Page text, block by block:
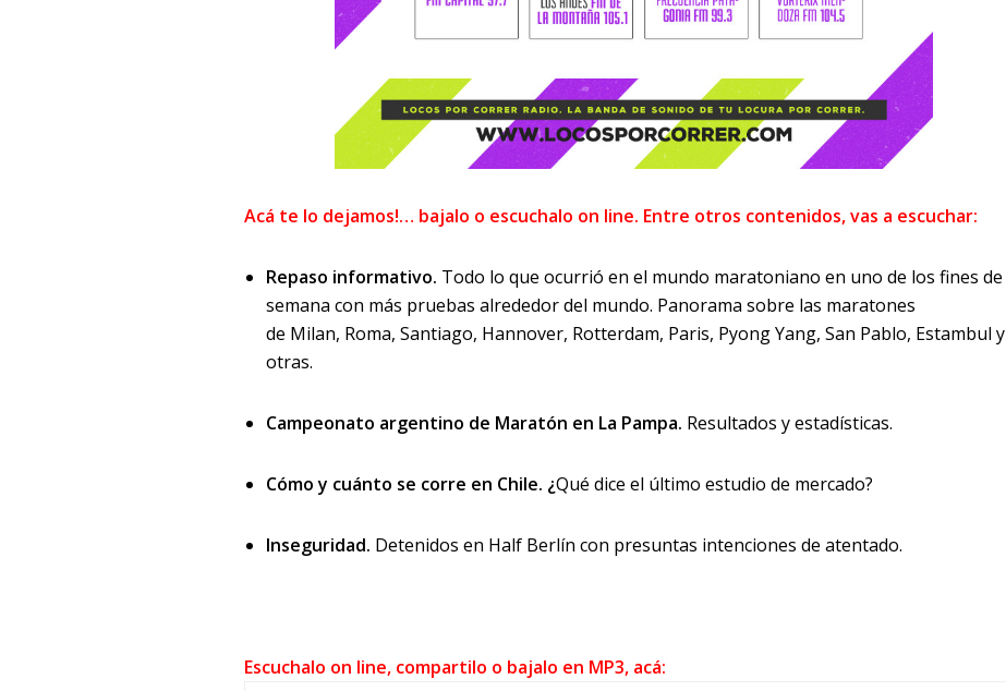
Acá te lo dejamos!… bajalo o escuchalo on line. Entre otros contenidos, vas a escuchar:
Repaso informativo. Todo lo que ocurrió en el mundo maratoniano en uno de los fines de
semana con más pruebas alrededor del mundo. Panorama sobre las maratones
de Milan, Roma, Santiago, Hannover, Rotterdam, Paris, Pyong Yang, San Pablo, Estambul y
otras.
Campeonato argentino de Maratón en La Pampa. Resultados y estadísticas.
Cómo y cuánto se corre en Chile. ¿Qué dice el último estudio de mercado?
Inseguridad. Detenidos en Half Berlín con presuntas intenciones de atentado.
Escuchalo on line, compartilo o bajalo en MP3, acá: